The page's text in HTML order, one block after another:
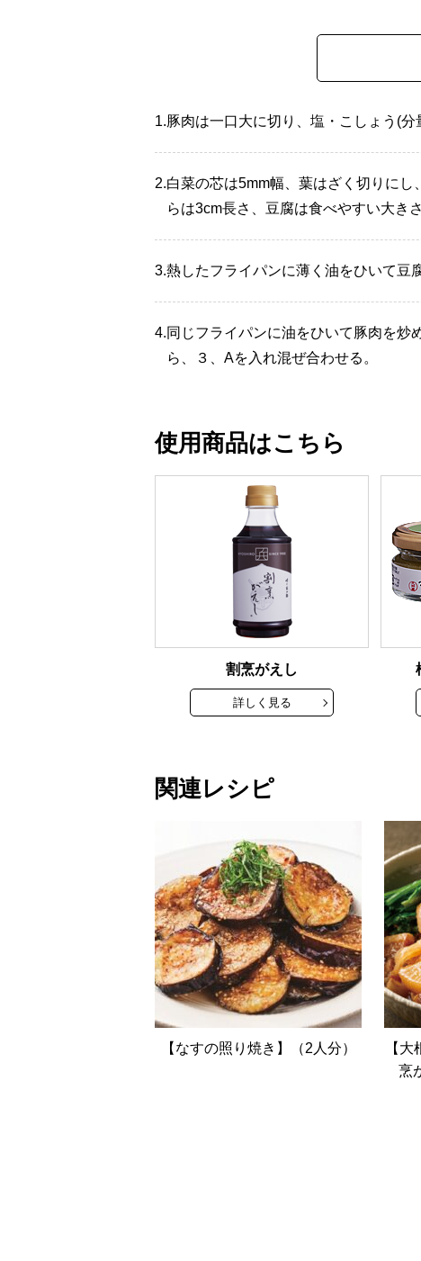
1.豚肉は一口大に切り、塩・こしょう(分
2.白菜の芯は5mm幅、葉はざく切りに
らは3cm長さ、豆腐は食べやすい大き
3.熱したフライパンに薄く油をひいて豆
4.同じフライパンに油をひいて豚肉を炒
ら、３、Aを入れ混ぜ合わせる。
使用商品はこちら
割烹がえし
詳しく見る
関連レシピ
【なすの照り焼き】（2人分）
【
烹